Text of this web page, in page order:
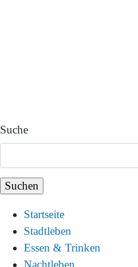
Suche
Startseite
Stadtleben
Essen & Trinken
Nachtleben